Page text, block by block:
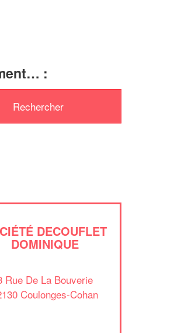
:
DECOUFLET
DOMINIQUE
Rue De La Bouverie
Coulonges-Cohan
Vous êtes un
professionnel ?
votrechiffre d'affaires
margestout en gagnant de